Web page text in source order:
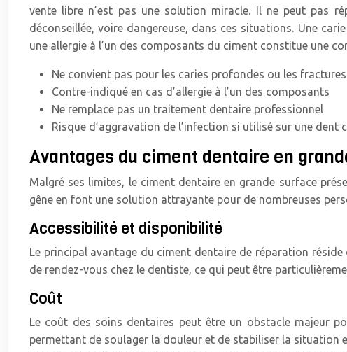
vente libre n’est pas une solution miracle. Il ne peut pas
déconseillée, voire dangereuse, dans ces situations. Une
une allergie à l’un des composants du ciment constitue une
Ne convient pas pour les caries profondes ou les
Contre-indiqué en cas d’allergie à l’un des composants
Ne remplace pas un traitement dentaire professionnel
Risque d’aggravation de l’infection si utilisé sur une dent
Avantages du ciment dentaire en
Malgré ses limites, le ciment dentaire en grande surface
gêne en font une solution attrayante pour de nombreuses
Accessibilité et disponibilité
Le principal avantage du ciment dentaire de réparation
de rendez-vous chez le dentiste, ce qui peut être
Coût
Le coût des soins dentaires peut être un obstacle majeur
permettant de soulager la douleur et de stabiliser la situation